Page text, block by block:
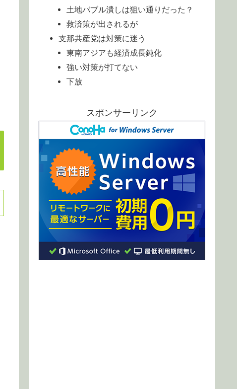
土地バブル潰しは狙い通りだった？
救済策が出されるが
支那共産党は対策に迷う
東南アジアも経済成長鈍化
強い対策が打てない
下放
スポンサーリンク